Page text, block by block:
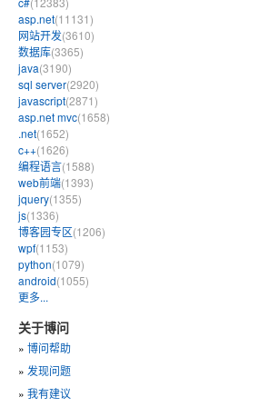
asp.net(11131)
网站开发(3610)
数据库(3365)
java(3190)
sql server(2920)
javascript(2871)
asp.net mvc(1658)
.net(1652)
c++(1626)
编程语言(1588)
web前端(1393)
jquery(1355)
js(1336)
博客园专区(1206)
wpf(1153)
python(1079)
android(1055)
更多...
关于博问
» 博问帮助
» 发现问题
» 我有建议